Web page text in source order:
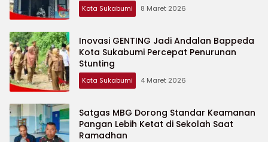
Kota Sukabumi 8 Maret 2026
Inovasi GENTING Jadi Andalan Bappeda
Kota Sukabumi Percepat Penurunan
Stunting
Kota Sukabumi 4 Maret 2026
Satgas MBG Dorong Standar Keamanan
Pangan Lebih Ketat di Sekolah Saat
Ramadhan